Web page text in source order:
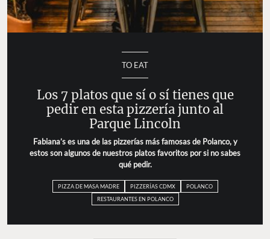
TO EAT
Los 7 platos que sí o sí tienes que
pedir en esta pizzería junto al
Parque Lincoln
Fabiana’s es una de las pizzerías más famosas de Polanco, y
estos son algunos de nuestros platos favoritos por si no sabes
qué pedir.
PIZZA DE MASA MADRE PIZZERÍAS CDMX
POLANCO
RESTAURANTES EN POLANCO